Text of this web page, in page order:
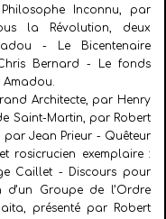
Inconnu, par
la Révolution, deux
- Le Bicentenaire
Bernard - Le fonds
Amadou.
Architecte, par Henry
Saint-Martin, par Robert
par Jean Prieur - Quêteur
rosicrucien exemplaire :
Caillet - Discours pour
Groupe de l’Ordre
présenté par Robert